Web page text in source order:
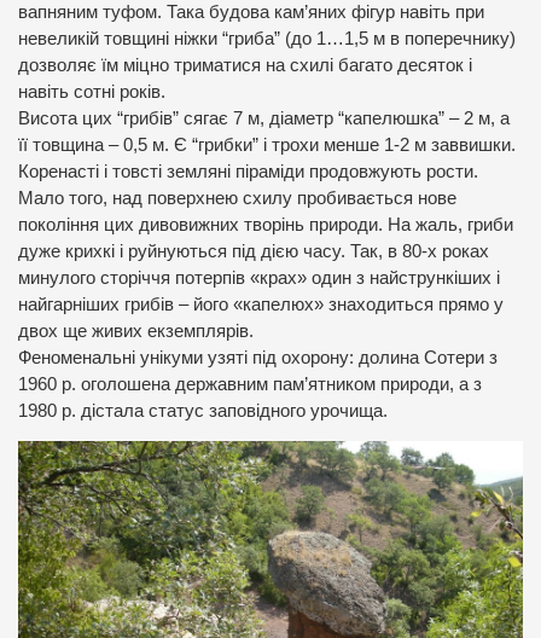
вапняним туфом. Така будова кам’яних фігур навіть при
невеликій товщині ніжки “гриба” (до 1…1,5 м в поперечнику)
дозволяє їм міцно триматися на схилі багато десяток і
навіть сотні років.
Висота цих “грибів” сягає 7 м, діаметр “капелюшка” – 2 м, а
її товщина – 0,5 м. Є “грибки” і трохи менше 1-2 м заввишки.
Коренасті і товсті земляні піраміди продовжують рости.
Мало того, над поверхнею схилу пробивається нове
покоління цих дивовижних творінь природи. На жаль, гриби
дуже крихкі і руйнуються під дією часу. Так, в 80-х роках
минулого сторіччя потерпів «крах» один з найстрункіших і
найгарніших грибів – його «капелюх» знаходиться прямо у
двох ще живих екземплярів.
Феноменальні унікуми узяті під охорону: долина Сотери з
1960 р. оголошена державним пам’ятником природи, а з
1980 р. дістала статус заповідного урочища.